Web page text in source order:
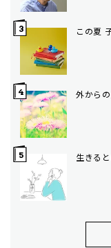
この夏
外から
生きる